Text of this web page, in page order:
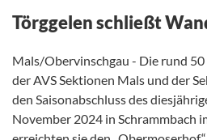
Törggelen schließt
Mals/Obervinschgau - Die rund
der AVS Sektionen Mals und der
den Saisonabschluss des
November 2024 in Schrammbach